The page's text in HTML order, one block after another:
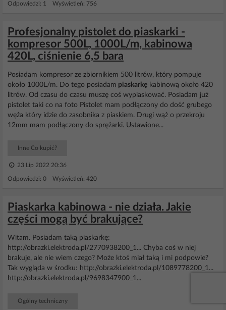
Odpowiedzi: 1 Wyświetleń: 756
Profesjonalny pistolet do piaskarki -
kompresor 500L, 1000L/m, kabinowa
420L, ciśnienie 6,5 bara
Posiadam kompresor ze zbiornikiem 500 litrów, który pompuje
około 1000L/m. Do tego posiadam piaskarkę kabinową około 420
litrów. Od czasu do czasu muszę coś wypiaskować. Posiadam już
pistolet taki co na foto Pistolet mam podłączony do dość grubego
węża który idzie do zasobnika z piaskiem. Drugi wąż o przekroju
12mm mam podłączony do sprężarki. Ustawione...
Inne Co kupić?
23 Lip 2022 20:36
Odpowiedzi: 0 Wyświetleń: 420
Piaskarka kabinowa - nie działa. Jakie
części mogą być brakujące?
Witam. Posiadam taką piaskarkę:
http://obrazki.elektroda.pl/2770938200_1... Chyba coś w niej
brakuje, ale nie wiem czego? Może ktoś miał taką i mi podpowie?
Tak wygląda w środku: http://obrazki.elektroda.pl/1089778200_1...
http://obrazki.elektroda.pl/9698347900_1...
Ogólny techniczny